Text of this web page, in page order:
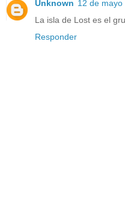
Unknown 12 de
La isla de Lost es el
Responder